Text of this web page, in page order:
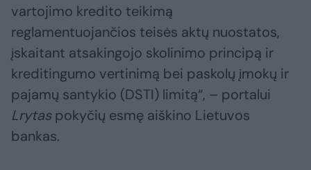
vartojimo kredito teikimą
reglamentuojančios teisės aktų nuostatos,
įskaitant atsakingojo skolinimo principą ir
kreditingumo vertinimą bei paskolų įmokų ir
pajamų santykio (DSTI) limitą“, – portalui
Lrytaspokyčių esmę aiškino Lietuvos
bankas.